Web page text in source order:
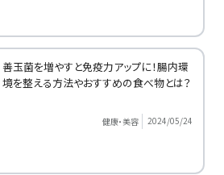
善玉菌を増やすと免疫力アップに！腸内環
境を整える方法やおすすめの食べ物とは？
健康・美容 2024/05/24